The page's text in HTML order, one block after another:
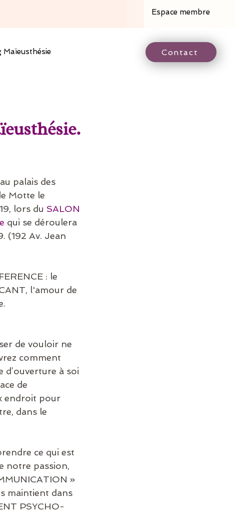
Espace membre
Maïeusthésie Contact
palais des
Motte le
lors du SALON
qui se déroulera
(192 Av. Jean
: le
l'amour de
de vouloir ne
comment
d’ouverture à soi
de
endroit pour
dans le
ce qui est
notre passion,
»
maintient dans
PSYCHO-